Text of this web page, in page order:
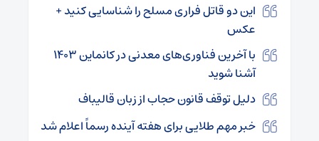
این دو قاتل فراری مسلح را شناسایی کنید +
عکس
با آخرین فناوری‌‌های معدنی در کانماین ۱۴۰۳
آشنا شوید
دلیل توقف قانون حجاب از زبان قالیباف
خبر مهم طلایی برای هفته آینده رسماً اعلام شد